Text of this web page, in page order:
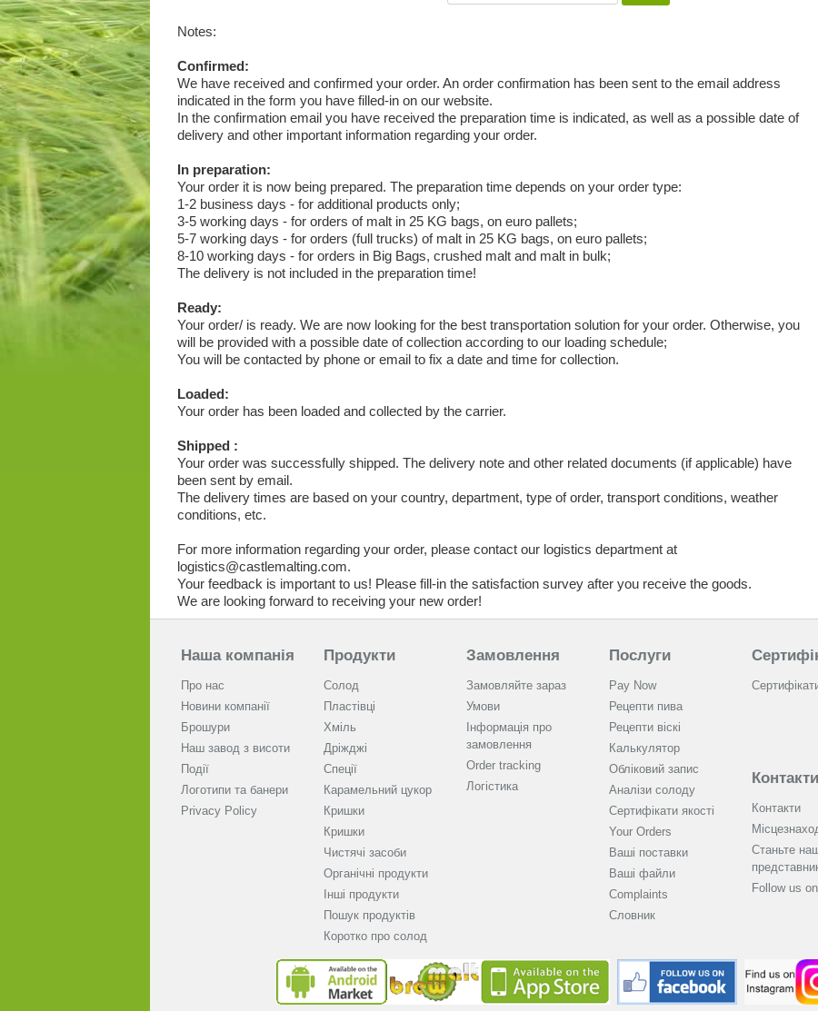
Notes:
Confirmed:
We have received and confirmed your order. An order confirmation has been sent to the email address
indicated in the form you have filled-in on our website.
In the confirmation email you have received the preparation time is indicated, as well as a possible date of
delivery and other important information regarding your order.
In preparation:
Your order it is now being prepared. The preparation time depends on your order type:
1-2 business days - for additional products only;
3-5 working days - for orders of malt in 25 KG bags, on euro pallets;
5-7 working days - for orders (full trucks) of malt in 25 KG bags, on euro pallets;
8-10 working days - for orders in Big Bags, crushed malt and malt in bulk;
The delivery is not included in the preparation time!
Ready:
Your order/ is ready. We are now looking for the best transportation solution for your order. Otherwise, you
will be provided with a possible date of collection according to our loading schedule;
You will be contacted by phone or email to fix a date and time for collection.
Loaded:
Your order has been loaded and collected by the carrier.
Shipped :
Your order was successfully shipped. The delivery note and other related documents (if applicable) have
been sent by email.
The delivery times are based on your country, department, type of order, transport conditions, weather
conditions, etc.
For more information regarding your order, please contact our logistics department at
logistics@castlemalting.com.
Your feedback is important to us! Please fill-in the satisfaction survey after you receive the goods.
We are looking forward to receiving your new order!
Наша компанія
Про нас
Новини компанії
Брошури
Наш завод з висоти
Події
Логотипи та банери
Privacy Policy
Продукти
Солод
Пластівці
Хміль
Дріжджі
Спеції
Карамельний цукор
Кришки
Кришки
Чистячі засоби
Органічні продукти
Інші продукти
Пошук продуктів
Коротко про солод
Замовлення
Замовляйте зараз
Умови
Інформація про
замовлення
Order tracking
Логістика
Послуги
Pay Now
Рецепти пива
Рецепти віскі
Калькулятор
Обліковий запис
Аналізи солоду
Cертифікати якості
Your Orders
Ваші поставки
Ваші файли
Complaints
Словник
Контакти
Контакти
Станьте
Follow us